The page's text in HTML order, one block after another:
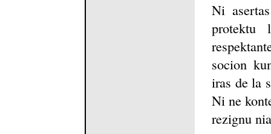
Ni
protektu
socion
iras de la
Ni ne
rezignu